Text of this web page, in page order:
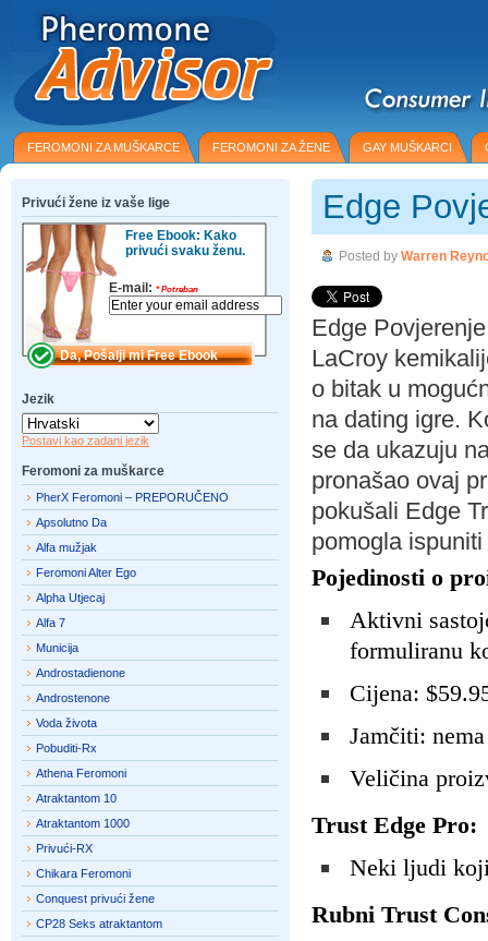
FEROMONI ZA MUŠKARCE FEROMONI ZA ŽENE GAY MUŠKARCI
Edge
Posted by Warren
Edge
LaCroy
o bitak u
na dating igre.
se da ukazuju
pronašao ovaj
pokušali Edge
pomogla
Pojedinosti o
Aktivni
formuliranu
Cijena:
Jamčiti:
Veličina
Trust Edge Pro:
Neki ljudi
Rubni Trust
Privući žene iz vaše lige
Free Ebook: Kako
privući svaku ženu.
E-mail: *Potreban
Jezik
Postavi kao zadani jezik
Feromoni za muškarce
PherX Feromoni – PREPORUČENO
Apsolutno Da
Alfa mužjak
Feromoni Alter Ego
Alpha Utjecaj
Alfa 7
Municija
Androstadienone
Androstenone
Voda života
Pobuditi-Rx
Athena Feromoni
Atraktantom 10
Atraktantom 1000
Privući-RX
Chikara Feromoni
Conquest privući žene
CP28 Seks atraktantom